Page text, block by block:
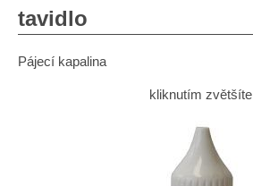
tavidlo
Pájecí kapalina
kliknutím zvětšíte